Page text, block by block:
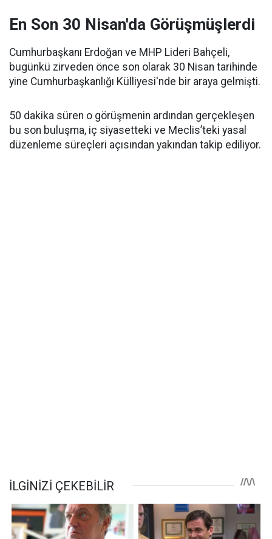
En Son 30 Nisan'da Görüşmüşlerdi
Cumhurbaşkanı Erdoğan ve MHP Lideri Bahçeli,
bugünkü zirveden önce son olarak 30 Nisan tarihinde
yine Cumhurbaşkanlığı Külliyesi'nde bir araya gelmişti.
50 dakika süren o görüşmenin ardından gerçekleşen
bu son buluşma, iç siyasetteki ve Meclis’teki yasal
düzenleme süreçleri açısından yakından takip ediliyor.